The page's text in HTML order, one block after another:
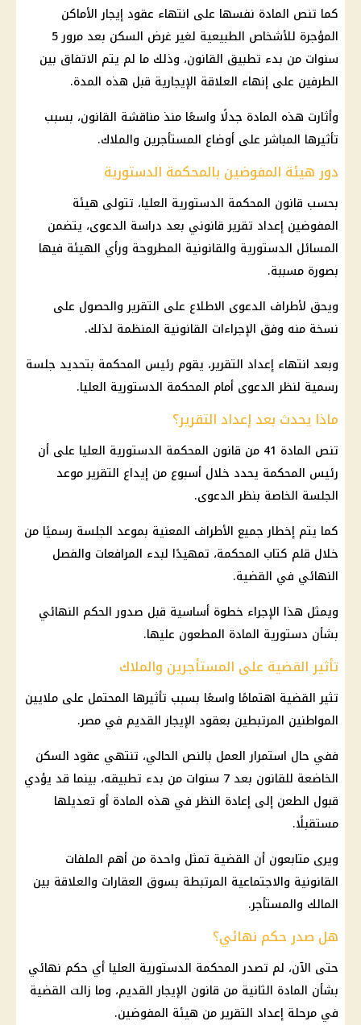
كما تنص المادة نفسها على انتهاء عقود إيجارالأماكن
المؤجرة للأشخاص الطبيعية لغير غرض السكن بعد مرور 5
سنوات من بدء تطبيق القانون، وذلك ما لم يتم الاتفاق بين
الطرفين على إنهاء العلاقة الإيجارية قبل هذه المدة.
وأثارت هذه المادة جدلًا واسعًا منذ مناقشة القانون، بسبب
تأثيرها المباشر على أوضاع المستأجرين والملاك.
دور هيئة المفوضين بالمحكمة الدستورية
بحسب قانون المحكمة الدستورية العليا، تتولى هيئة
المفوضين إعداد تقرير قانوني بعد دراسة الدعوى، يتضمن
المسائل الدستورية والقانونية المطروحة ورأي الهيئة فيها
بصورة مسببة.
ويحق لأطراف الدعوى الاطلاع على التقرير والحصول على
نسخة منه وفق الإجراءات القانونية المنظمة لذلك.
وبعد انتهاء إعداد التقرير، يقوم رئيس المحكمة بتحديد جلسة
رسمية لنظر الدعوى أمام المحكمة الدستورية العليا.
ماذا يحدث بعد إعداد التقرير؟
تنص المادة 41 من قانون المحكمة الدستورية العليا على أن
رئيس المحكمة يحدد خلال أسبوع من إيداع التقرير موعد
الجلسة الخاصة بنظر الدعوى.
كما يتم إخطار جميع الأطراف المعنية بموعد الجلسة رسميًا من
خلال قلم كتاب المحكمة، تمهيدًا لبدء المرافعات والفصل
النهائي في القضية.
ويمثل هذا الإجراء خطوة أساسية قبل صدور الحكم النهائي
بشأن دستورية المادة المطعون عليها.
تأثير القضية على المستأجرين والملاك
تثير القضية اهتمامًا واسعًا بسبب تأثيرها المحتمل على ملايين
المواطنين المرتبطين بعقود الإيجار القديم في مصر.
ففي حال استمرار العمل بالنص الحالي، تنتهي عقود السكن
الخاضعة للقانون بعد 7 سنوات من بدء تطبيقه، بينما قد يؤدي
قبول الطعن إلى إعادة النظر في هذه المادة أو تعديلها
مستقبلًا.
ويرى متابعون أن القضية تمثل واحدة من أهم الملفات
القانونية والاجتماعية المرتبطة بسوق العقارات والعلاقة بين
المالك والمستأجر.
هل صدر حكم نهائي؟
حتى الآن، لم تصدرالمحكمة الدستورية العليا أي حكم نهائي
بشأن المادة الثانية من قانون الإيجار القديم، وما زالت القضية
في مرحلة إعداد التقرير من هيئة المفوضين.